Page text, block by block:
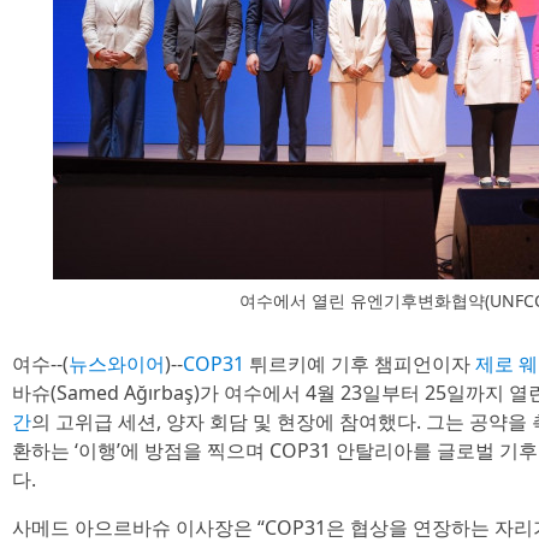
여수에서 열린 유엔기후변화협약
여수--(뉴스와이어)--COP31 튀르키예 기후 챔피언이자제로
바슈(Samed Ağırbaş)가 여수에서 4월 23일부터 25일까지 열
간의 고위급 세션, 양자 회담 및 현장에 참여했다. 그는 공약
환하는 ‘이행’에 방점을 찍으며 COP31 안탈리아를 글로벌 기
다.
사메드 아으르바슈 이사장은 “COP31은 협상을 연장하는 자